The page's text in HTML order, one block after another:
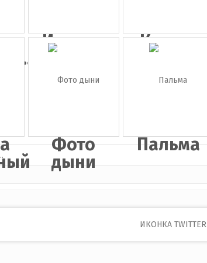
Иконка
лист с
кар...
Кактус
Фото
дыни
Пальма
ИКОНКА TWITTER